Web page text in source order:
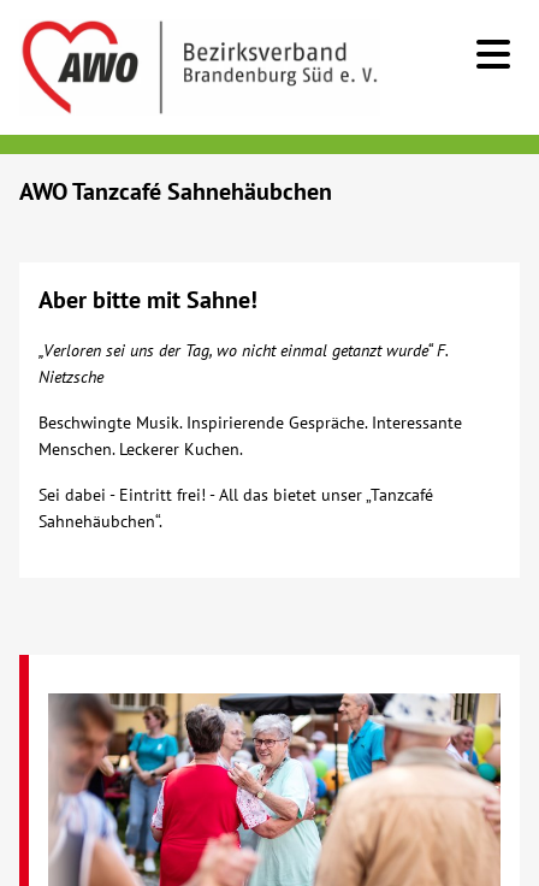
Menschen mit Behinderung
Beratung & Hilfe
Begegnung
Bildung
Spenden
Mitmachen
Karriere
AWO Tanzcafé Sahnehäubchen
Aber bitte mit Sahne!
„Verloren sei uns der Tag, wo nicht einmal getanzt wurde“ F.
Nietzsche
Beschwingte Musik. Inspirierende Gespräche. Interessante
Menschen. Leckerer Kuchen.
Sei dabei - Eintritt frei! - All das bietet unser „Tanzcafé
Sahnehäubchen“.